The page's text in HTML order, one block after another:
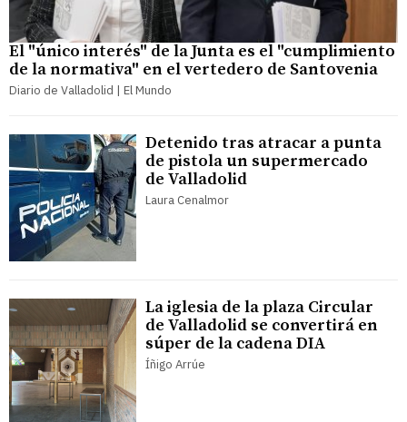
El "único interés" de la Junta es el "cumplimiento
de la normativa" en el vertedero de Santovenia
Diario de Valladolid | El Mundo
Detenido tras atracar a punta
de pistola un supermercado
de Valladolid
Laura Cenalmor
La iglesia de la plaza Circular
de Valladolid se convertirá en
súper de la cadena DIA
Íñigo Arrúe